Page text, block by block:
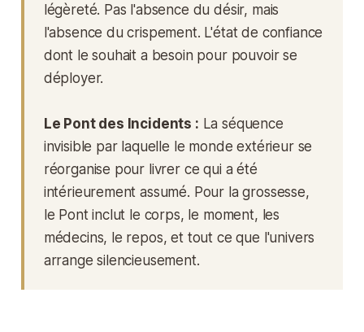
légèreté. Pas l'absence du désir, mais
l'absence du crispement. L'état de confiance
dont le souhait a besoin pour pouvoir se
déployer.
Le Pont des Incidents : La séquence
invisible par laquelle le monde extérieur se
réorganise pour livrer ce qui a été
intérieurement assumé. Pour la grossesse,
le Pont inclut le corps, le moment, les
médecins, le repos, et tout ce que l'univers
arrange silencieusement.